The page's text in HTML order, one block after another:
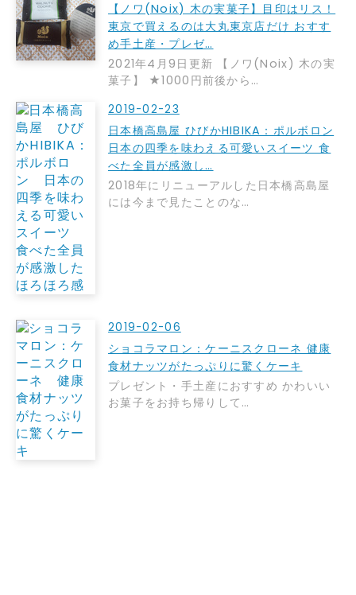
【ノワ(Noix) 木の実菓子】目印はリス！
東京で買えるのは大丸東京店だけ おすす
め手土産・プレゼ…
2021年4月9日更新 【ノワ(Noix) 木の実
菓子】 ★1000円前後から…
2019-02-23
日本橋高島屋 ひびかHIBIKA：ポルボロン
日本の四季を味わえる可愛いスイーツ 食
べた全員が感激し…
2018年にリニューアルした日本橋高島屋
には今まで見たことのな…
2019-02-06
ショコラマロン：ケーニスクローネ 健康
食材ナッツがたっぷりに驚くケーキ
プレゼント・手土産におすすめ かわいい
お菓子をお持ち帰りして…